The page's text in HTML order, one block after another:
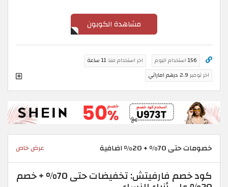
مشاهدة الكوبون
156 استخدام اليوم اخر استخدام منذ11 ساعة
اخر توفير 2.9 درهم اماراتي
خصومات حتى 70% + 20% اضافية عرض خاص
كود خصم فارفيتش: تخفيضات حتى 70% + خصم